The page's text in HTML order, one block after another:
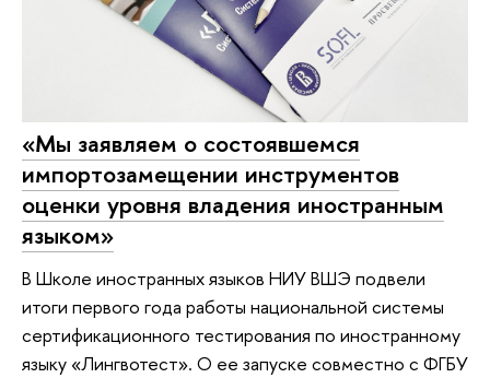
«Мы заявляем о состоявшемся
импортозамещении инструментов
оценки уровня владения иностранным
языком»
В Школе иностранных языков НИУ ВШЭ подвели
итоги первого года работы национальной системы
сертификационного тестирования по иностранному
языку «Лингвотест». О ее запуске совместно с ФГБУ